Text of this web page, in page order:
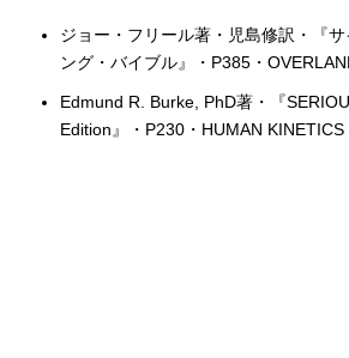
ジョー・フリール著・児島修訳・『
ング・バイブル』・P385・
Edmund R. Burke, PhD著・『
Edition』・P230・HUMAN KINETICS